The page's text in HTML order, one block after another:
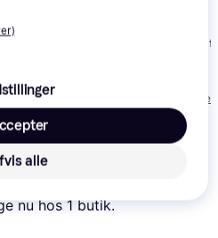
Grip &
III Yoga
3 betalinger af
kr.
Moonchild
Eller 3
nu hos 1 butik.
alle